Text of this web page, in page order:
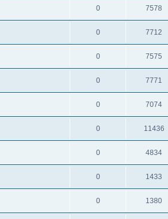
0 7578
0 7712
0 7575
0 7771
0 7074
0 11436
0 4834
0 1433
0 1380